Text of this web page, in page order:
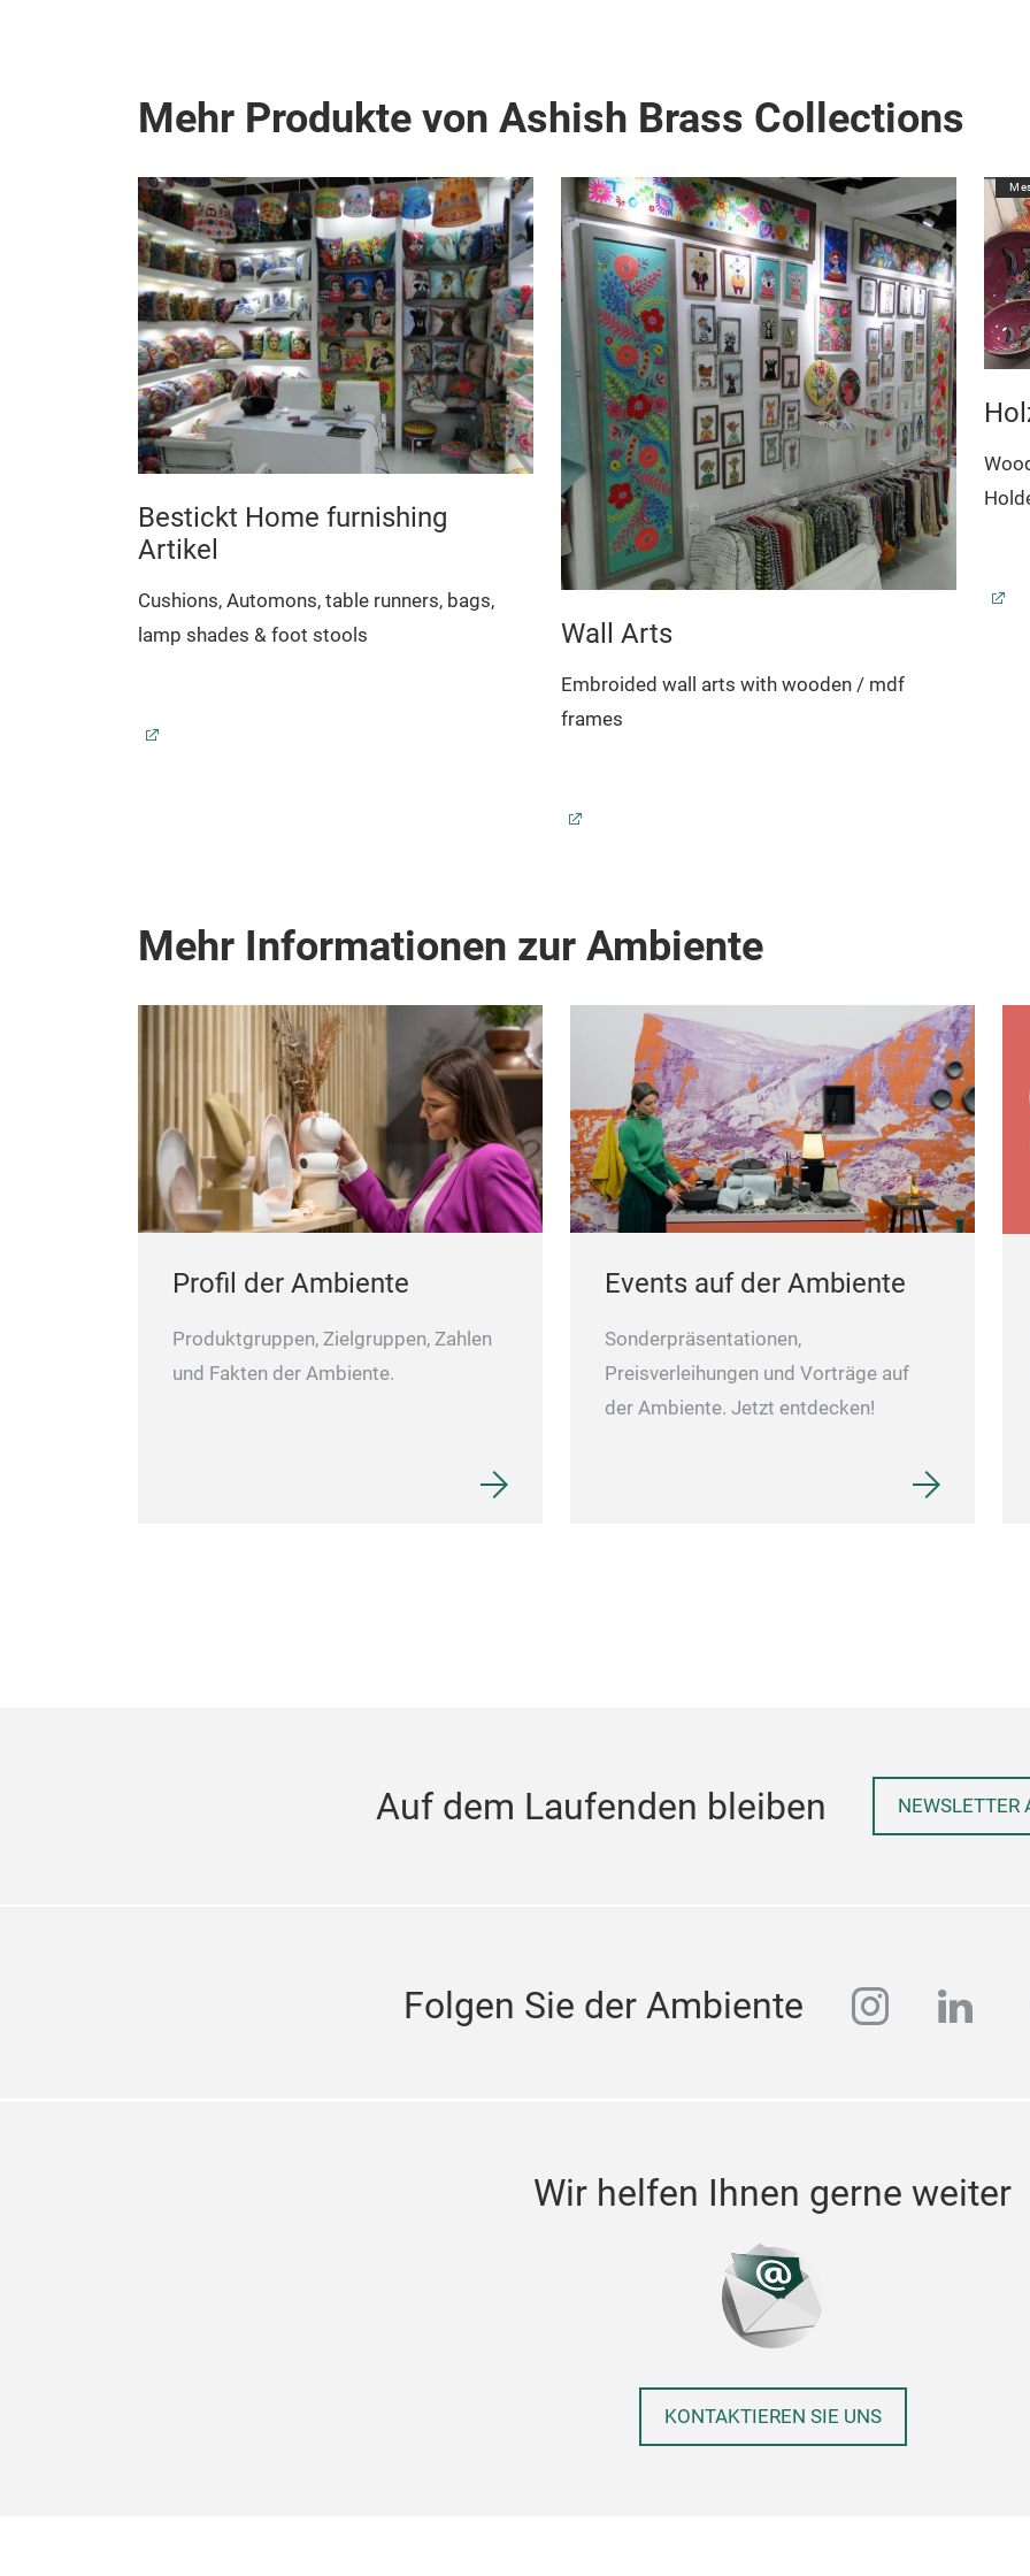
Mehr Produkte von Ashish Brass Collections
Bestickt Home furnishing
Artikel
Cushions, Automons, table runners, bags,
lamp shades & foot stools
Wall Arts
Embroided wall arts with wooden / mdf
frames
Mehr Informationen zur Ambiente
Profil der Ambiente
Produktgruppen, Zielgruppen, Zahlen
und Fakten der Ambiente.
Events auf der Ambiente
Sonderpräsentationen,
Preisverleihungen und Vorträge auf
der Ambiente. Jetzt entdecken!
Auf dem Laufenden bleiben NEWSLETTER
Folgen Sie der Ambiente
Wir helfen Ihnen gerne weiter
KONTAKTIEREN SIE UNS